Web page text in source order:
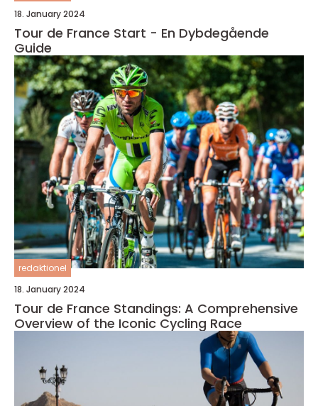
18. January 2024
Tour de France Start - En Dybdegående
Guide
redaktionel
18. January 2024
Tour de France Standings: A Comprehensive
Overview of the Iconic Cycling Race